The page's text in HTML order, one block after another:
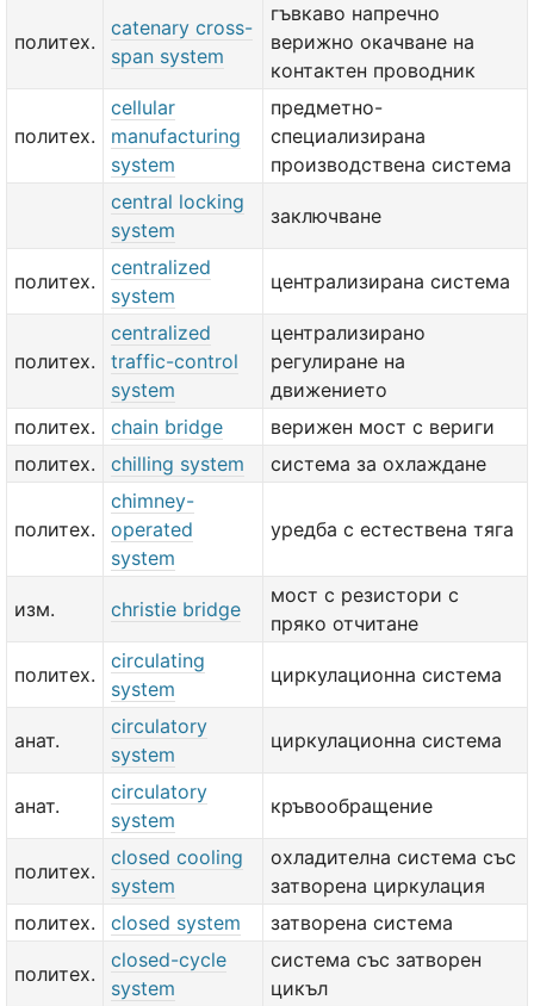
политех.
catenary cross-
span system
гъвкаво напречно
верижно окачване на
контактен проводник
политех.
cellular
manufacturing
system
предметно-
специализирана
производствена система
central locking
system
заключване
политех.
centralized
system
централизирана система
политех.
centralized
traffic-control
system
централизирано
регулиране на
движението
политех.
chain bridge
верижен мост с вериги
политех.
chilling system система за охлаждане
политех.
chimney-
operated
system
уредба с естествена тяга
изм. christie bridge
мост с резистори с
пряко отчитане
политех.
circulating
system
циркулационна система
анат.
circulatory
system
циркулационна система
анат.
circulatory
system
кръвообращение
политех.
closed cooling
system
охладителна система със
затворена циркулация
политех.
closed system затворена система
политех.
closed-cycle
system
система със затворен
цикъл